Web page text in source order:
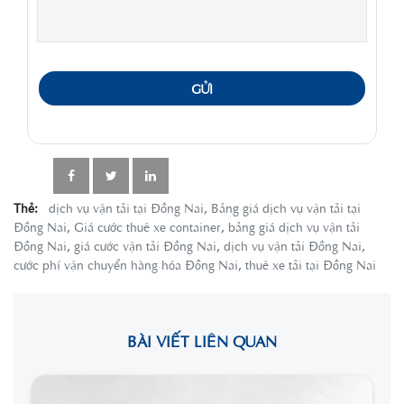
GỬI
Thẻ: dịch vụ vận tải tại Đồng Nai, Bảng giá dịch vụ vận tải tại
Đồng Nai, Giá cước thuê xe container, bảng giá dịch vụ vận tải
Đồng Nai, giá cước vận tải Đồng Nai, dịch vụ vận tải Đồng Nai,
cước phí vận chuyển hàng hóa Đồng Nai, thuê xe tải tại Đồng Nai
BÀI VIẾT LIÊN QUAN